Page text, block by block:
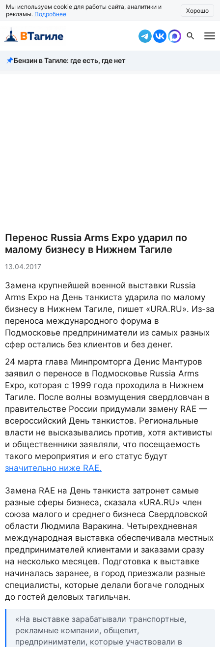
Мы используем cookie для работы сайта, аналитики и
рекламы. Подробнее Хорошо
Все новости
Бензин в Тагиле: где есть, где нет
Перенос Russia Arms Expo ударил по
малому бизнесу в Нижнем Тагиле
13.04.2017
Замена крупнейшей военной выставки Russia
Arms Expo на День танкиста ударила по малому
бизнесу в Нижнем Тагиле, пишет «URA.RU». Из-за
переноса международного форума в
Подмосковье предприниматели из самых разных
сфер остались без клиентов и без денег.
24 марта глава Минпромторга Денис Мантуров
заявил о переносе в Подмосковье Russia Arms
Expo, которая с 1999 года проходила в Нижнем
Тагиле. После волны возмущения свердловчан в
правительстве России придумали замену RAE —
всероссийский День танкистов. Региональные
власти не высказывались против, хотя активисты
и общественники заявляли, что посещаемость
такого мероприятия и его статус будут
значительно ниже RAE.
Замена RAE на День танкиста затронет самые
разные сферы бизнеса, сказала «URA.RU» член
союза малого и среднего бизнеса Свердловской
области Людмила Варакина. Четырехдневная
международная выставка обеспечивала местных
предпринимателей клиентами и заказами сразу
на несколько месяцев. Подготовка к выставке
начиналась заранее, в город приезжали разные
специалисты, которые делали богаче голодных
до гостей деловых тагильчан.
«На выставке зарабатывали транспортные,
рекламные компании, общепит,
предприниматели, которые участвовали в